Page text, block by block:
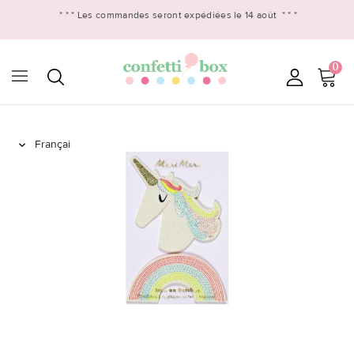
* * * Les commandes seront expédiées le 14 août * * *
0
